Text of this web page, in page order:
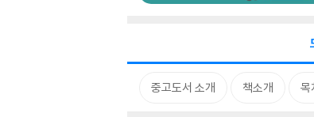
중고도서 소개 책소개 목